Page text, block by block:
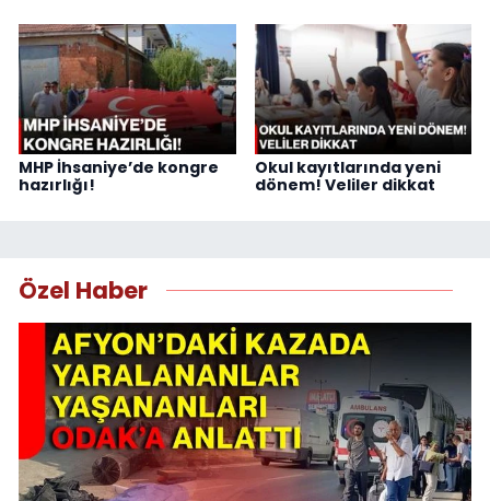
MHP İhsaniye’de kongre
hazırlığı!
Okul kayıtlarında yeni
dönem! Veliler dikkat
Özel Haber